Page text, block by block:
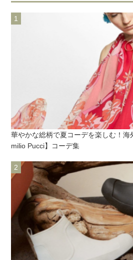
華やかな総柄で夏コーデを楽しむ！
milio Pucci】コーデ集